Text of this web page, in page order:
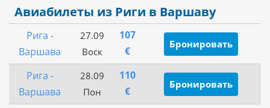
Авиабилеты из Риги в Варшаву
Рига -
Варшава
27.09
Воск
107
€
Бронировать
Рига -
Варшава
28.09
Пон
110
€
Бронировать